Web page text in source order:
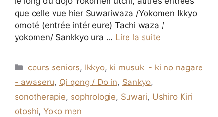
que celle vue hier Suwariwaza /Yokomen Ikkyo
omoté (entrée intérieure) Tachi waza /
yokomen/ Sankkyo ura … Lire la suite
Catégories
cours seniors, Ikkyo, ki musuki - ki no nagare
- awaseru, Qi qong / Do in, Sankyo,
sonotherapie, sophrologie, Suwari, Ushiro Kiri
otoshi, Yoko men